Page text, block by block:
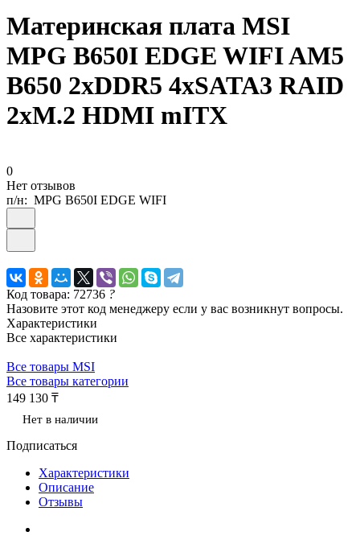
Материнская плата MSI
MPG B650I EDGE WIFI AM5
B650 2xDDR5 4xSATA3 RAID
2xM.2 HDMI mITX
0
Нет отзывов
п/н: MPG B650I EDGE WIFI
Код товара: 72736 ?
Назовите этот код менеджеру если у вас возникнут вопросы.
Характеристики
Все характеристики
Все товары MSI
Все товары категории
149 130 ₸
Нет в наличии
Подписаться
Характеристики
Описание
Отзывы